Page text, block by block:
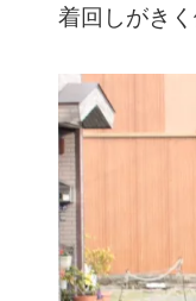
着回しがきく